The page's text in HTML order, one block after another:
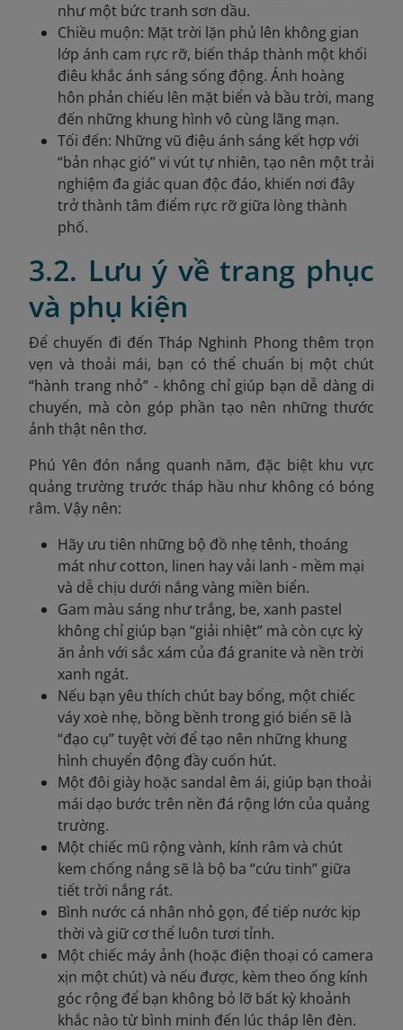
như một bức tranh sơn dầu.
Chiều muộn: Mặt trời lặn phủ lên không gian
lớp ánh cam rực rỡ, biến tháp thành một khối
điêu khắc ánh sáng sống động. Ánh hoàng
hôn phản chiếu lên mặt biển và bầu trời, mang
đến những khung hình vô cùng lãng mạn.
Tối đến: Những vũ điệu ánh sáng kết hợp với
“bản nhạc gió” vi vút tự nhiên, tạo nên một trải
nghiệm đa giác quan độc đáo, khiến nơi đây
trở thành tâm điểm rực rỡ giữa lòng thành
phố.
3.2. Lưu ý về trang phục
và phụ kiện
Để chuyến đi đến Tháp Nghinh Phong thêm trọn
vẹn và thoải mái, bạn có thể chuẩn bị một chút
“hành trang nhỏ” - không chỉ giúp bạn dễ dàng di
chuyển, mà còn góp phần tạo nên những thước
ảnh thật nên thơ.
Phú Yên đón nắng quanh năm, đặc biệt khu vực
quảng trường trước tháp hầu như không có bóng
râm. Vậy nên:
Hãy ưu tiên những bộ đồ nhẹ tênh, thoáng
mát như cotton, linen hay vải lanh - mềm mại
và dễ chịu dưới nắng vàng miền biển.
Gam màu sáng như trắng, be, xanh pastel
không chỉ giúp bạn “giải nhiệt” mà còn cực kỳ
ăn ảnh với sắc xám của đá granite và nền trời
xanh ngát.
Nếu bạn yêu thích chút bay bổng, một chiếc
váy xoè nhẹ, bồng bềnh trong gió biển sẽ là
“đạo cụ” tuyệt vời để tạo nên những khung
hình chuyển động đầy cuốn hút.
Một đôi giày hoặc sandal êm ái, giúp bạn thoải
mái dạo bước trên nền đá rộng lớn của quảng
trường.
Một chiếc mũ rộng vành, kính râm và chút
kem chống nắng sẽ là bộ ba “cứu tinh” giữa
tiết trời nắng rát.
Bình nước cá nhân nhỏ gọn, để tiếp nước kịp
thời và giữ cơ thể luôn tươi tỉnh.
Một chiếc máy ảnh (hoặc điện thoại có camera
xịn một chút) và nếu được, kèm theo ống kính
góc rộng để bạn không bỏ lỡ bất kỳ khoảnh
khắc nào từ bình minh đến lúc tháp lên đèn.